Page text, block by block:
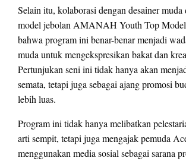
Selain itu, kolaborasi dengan desainer muda
model jebolan AMANAH Youth Top
bahwa program ini benar-benar menjadi
muda untuk mengekspresikan bakat dan
Pertunjukan seni ini tidak hanya akan
semata, tetapi juga sebagai ajang promosi
lebih luas.
Program ini tidak hanya melibatkan
arti sempit, tetapi juga mengajak pemuda
menggunakan media sosial sebagai sarana